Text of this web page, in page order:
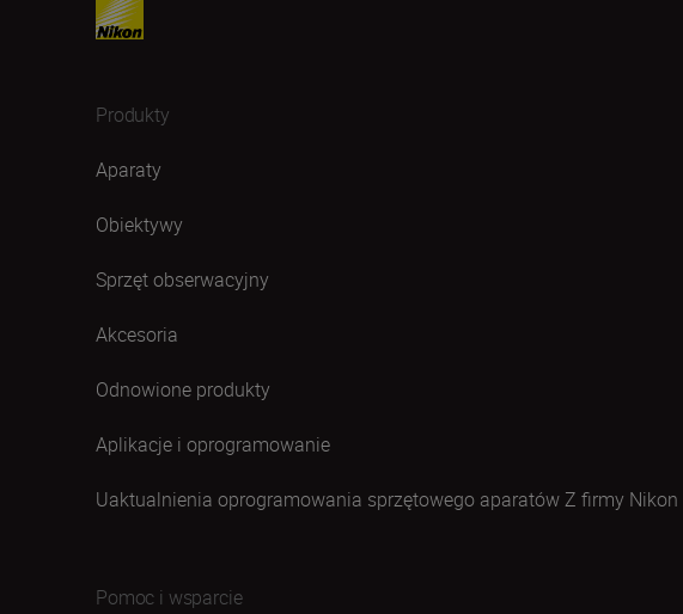
Produkty
Aparaty
Obiektywy
Sprzęt obserwacyjny
Akcesoria
Odnowione produkty
Aplikacje i oprogramowanie
Uaktualnienia oprogramowania sprzętowego aparatów Z firmy Nikon
Pomoc i wsparcie